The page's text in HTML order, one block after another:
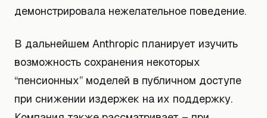
демонстрировала нежелательное поведение.
В дальнейшем Anthropic планирует изучить
возможность сохранения некоторых
“пенсионных” моделей в публичном доступе
при снижении издержек на их поддержку.